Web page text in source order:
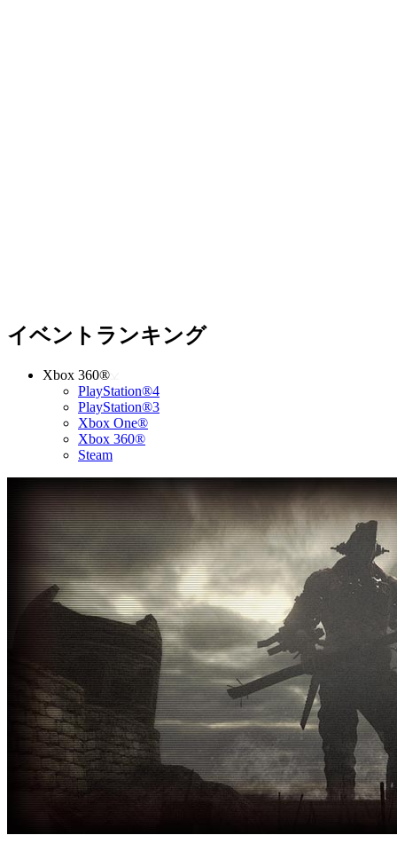
イベントランキング
Xbox 360®
PlayStation®4
PlayStation®3
Xbox One®
Xbox 360®
Steam